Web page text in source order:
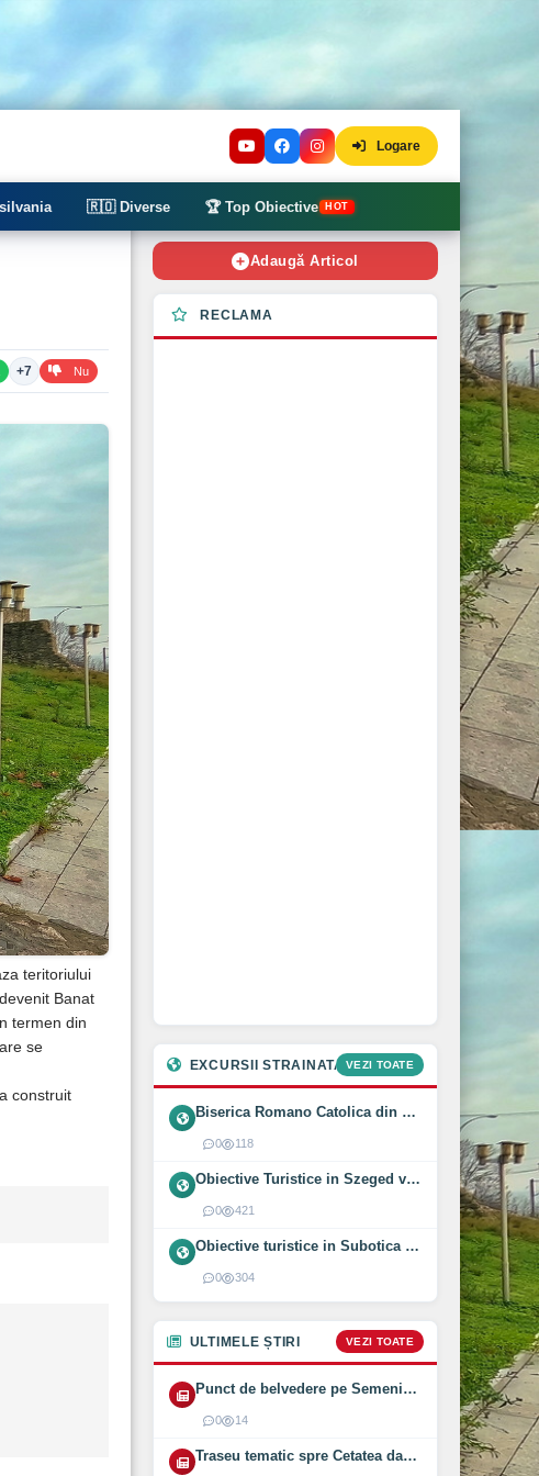
Logare
🇷🇴 Diverse 🏆 Top Obiective HOT
+7 Nu
teritoriului
Banat
termen din
se
construit
Adaugă Articol
RECLAMA
EXCURSII STRAINATATEVEZI TOATE
Biserica Romano Catolica din Óföldeák, Ungaria (2025)
0 118
Obiective Turistice in Szeged vizitate intr-o zi (2024)
0 421
Obiective turistice in Subotica vizitate intr-o zi (2024)
0 304
ULTIMELE ȘTIRI VEZI TOATE
Punct de belvedere pe Semenic inaugurat pe 1 August 2026
0 14
Traseu tematic spre Cetatea dacică Bănița deschis (2026)